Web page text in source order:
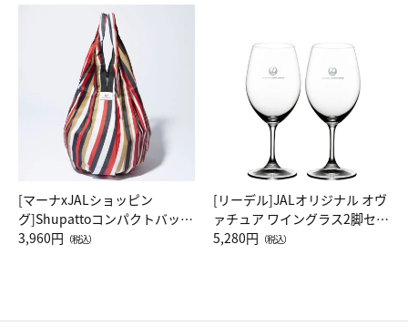
[マーナxJALショッピン
グ]Shupattoコンパクトバッグ
Drop JAL客室乗務員（LC）ス
3,960円 （税込）
[リーデル]JALオリジナル オヴ
ァチュア ワイングラス2脚セッ
ト（レッドワイン）
5,280円 （税込）